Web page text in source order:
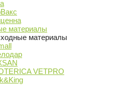
материалы
материалы
VETPRO